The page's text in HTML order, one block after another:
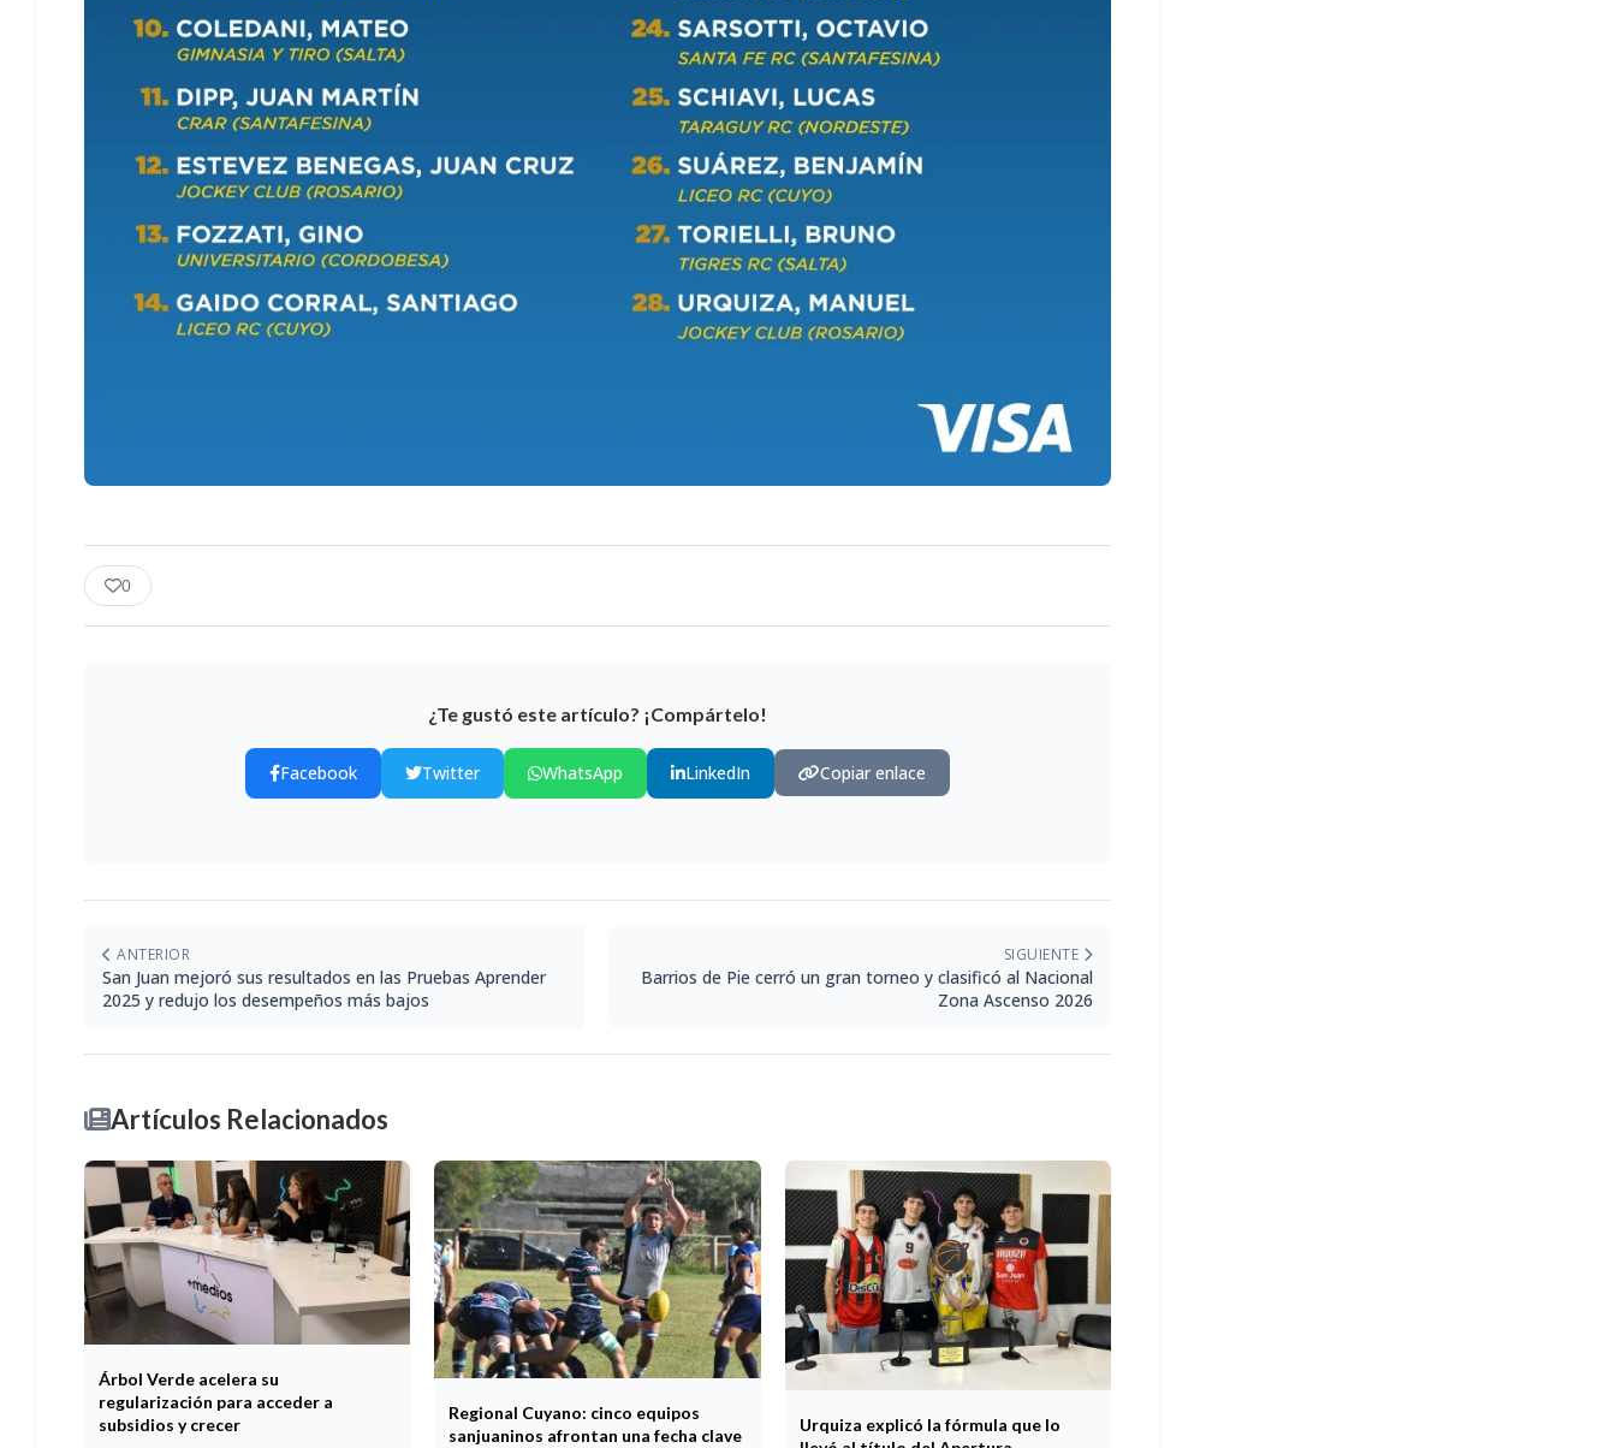
0
¿Te gustó este artículo? ¡Compártelo!
Facebook Twitter WhatsApp LinkedIn Copiar enlace
ANTERIOR
San Juan mejoró sus resultados en las Pruebas Aprender
2025 y redujo los desempeños más bajos
SIGUIENTE
Barrios de Pie cerró un gran torneo y clasificó al Nacional
Zona Ascenso 2026
Artículos Relacionados
Árbol Verde acelera su
regularización para acceder a
subsidios y crecer
Regional Cuyano: cinco equipos
sanjuaninos afrontan una fecha clave
Urquiza explicó la fórmula que lo